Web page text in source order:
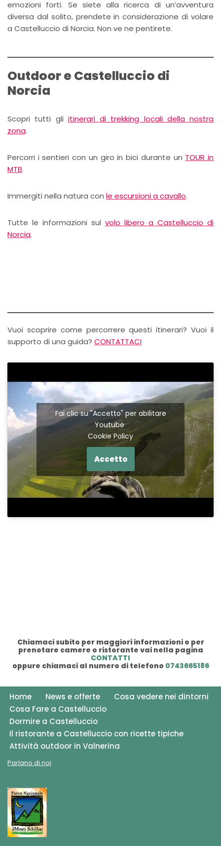
emozioni forti. Se siete alla ricerca di un’avventura
diversa dal solito, prendete in considerazione di volare
a Castelluccio di Norcia. Non ve ne pentirete.
Outdoor e Castelluccio di
Norcia
Scopri tutti gli itinerari di trekking locali della nostra
zona.
Percorri i sentieri con un giro in bici durante un TOUR in
MTB.
Immergiti nella natura con le escursioni a cavallo.
Tutte le informazioni sul volo libero a Castelluccio di
Norcia.
Vuoi scoprire come percorrere questi itinerari? Vuoi il
supporto di una guida? CONTATTACI
Fai clic su "Accetto" per abilitare
Youtube
Cookie Policy
Accetto
Chiamaci subito per maggiori informazioni o per
prenotare camere o ristorante vai nella pagina
CONTATTI
oppure chiamaci al numero di telefono 0743665186
Home News e offerte
Cosa vedere nei dintorni
Cosa Fare a Castelluccio
Dormire a Castelluccio
Il ristorante a Castelluccio con ricette tipiche
Attività outdoor in Valnerina
Parlano di noi